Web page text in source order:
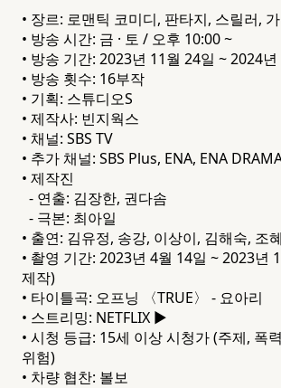
• 장르: 로맨틱 코미디, 판타지, 스릴러,
• 방송 시간: 금 · 토 / 오후 10:00 ~
• 방송 기간: 2023년 11월 24일 ~ 2024
• 방송 횟수: 16부작
• 기획: 스튜디오S
• 제작사: 빈지웍스
• 채널: SBS TV
• 추가 채널: SBS Plus, ENA, ENA
• 제작진
- 연출: 김장한, 권다솜
- 극본: 최아일
• 출연: 김유정, 송강, 이상이, 김해숙, 조
• 촬영 기간: 2023년 4월 14일 ~ 2023년
제작)
• 타이틀곡: 오프닝 〈TRUE〉 - 요아리
• 스트리밍: NETFLIX ▶
• 시청 등급: 15세 이상 시청가 (주제, 폭
위험)
• 차량 협찬: 볼보